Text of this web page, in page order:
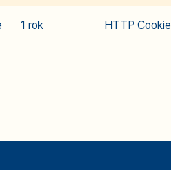
1 rok HTTP Cookie